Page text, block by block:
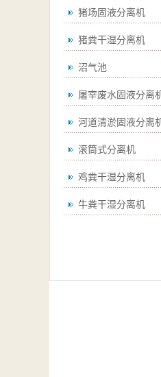
猪场固液分离机
猪粪干湿分离机
沼气池
屠宰废水固液分离
河道清淤固液分离
滚筒式分离机
鸡粪干湿分离机
牛粪干湿分离机